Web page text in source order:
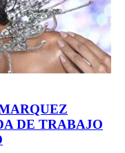
DE TRABAJO